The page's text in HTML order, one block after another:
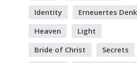
Identity
Erneuertes
Heaven
Light
Bride of Christ
Secrets